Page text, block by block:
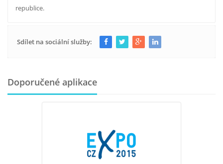
republice.
Sdílet na sociální služby:
Doporučené aplikace